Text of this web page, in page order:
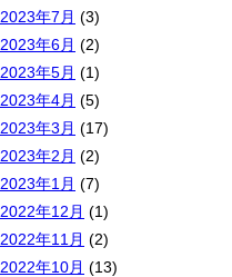
2023年7月 (3)
2023年6月 (2)
2023年5月 (1)
2023年4月 (5)
2023年3月 (17)
2023年2月 (2)
2023年1月 (7)
2022年12月 (1)
2022年11月 (2)
2022年10月 (13)